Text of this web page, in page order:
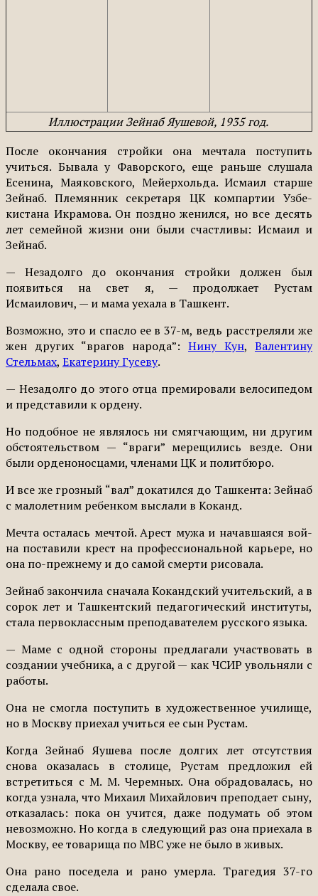
Иллюстрации Зейнаб Яушевой, 1935 год.
После окончания стройки она мечтала поступить
учить­ся. Бывала у Фаворского, еще раньше слушала
Есенина, Мая­ковского, Мейерхольда. Исма­ил старше
Зейнаб. Племянник секретаря ЦК компартии Узбе­
кистана Икрамова. Он поздно женился, но все десять
лет се­мейной жизни они были счаст­ливы: Исмаил и
Зейнаб.
— Незадолго до окончания стройки должен был
появить­ся на свет я, — продолжает Рустам
Исмаилович, — и мама уехала в Ташкент.
Возможно, это и спасло ее в 37-м, ведь расстреляли же
жен других “врагов народа”: Нину Кун, Валентину
Стель­мах, Екатерину Гусеву.
— Незадолго до этого отца премировали велосипедом
и представили к ордену.
Но подобное не являлось ни смягчающим, ни другим
об­стоятельством — “враги” ме­рещились везде. Они
были ор­деноносцами, членами ЦК и политбюро.
И все же грозный “вал” до­катился до Ташкента: Зейнаб
с малолетним ребенком высла­ли в Коканд.
Мечта осталась мечтой. Арест мужа и начавшаяся вой­
на поставили крест на профес­сиональной карьере, но
она по-прежнему и до самой смер­ти рисовала.
Зейнаб закончила сначала Кокандский учительский, а в
сорок лет и Ташкентский педа­гогический институты,
стала первоклассным преподавате­лем русского языка.
— Маме с одной стороны предлагали участвовать в
соз­дании учебника, а с другой — как ЧСИР увольняли с
работы.
Она не смогла поступить в художественное училище,
но в Москву приехал учиться ее сын Рустам.
Когда Зейнаб Яушева после долгих лет отсутствия
снова оказалась в столице, Рустам предложил ей
встретиться с М. М. Черемных. Она обрадо­валась, но
когда узнала, что Михаил Михайлович препода­ет сыну,
отказалась: пока он учится, даже подумать об этом
невозможно. Но когда в сле­дующий раз она приехала в
Москву, ее товарища по МВС уже не было в живых.
Она рано поседела и рано умерла. Трагедия 37-го
сдела­ла свое.